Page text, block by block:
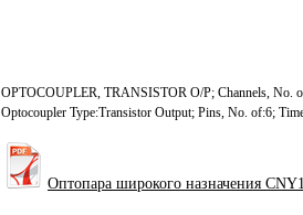
OPTOCOUPLER, TRANSISTOR O/P; Channels, No.
Optocoupler Type:Transistor Output; Pins, No. of:6;
Оптопара широкого назначения